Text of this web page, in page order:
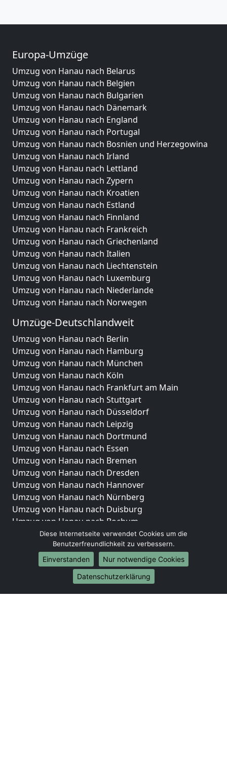
Europa-Umzüge
Umzug von Hanau nach Belarus
Umzug von Hanau nach Belgien
Umzug von Hanau nach Bulgarien
Umzug von Hanau nach Dänemark
Umzug von Hanau nach England
Umzug von Hanau nach Portugal
Umzug von Hanau nach Bosnien und Herzegowina
Umzug von Hanau nach Irland
Umzug von Hanau nach Lettland
Umzug von Hanau nach Zypern
Umzug von Hanau nach Kroatien
Umzug von Hanau nach Estland
Umzug von Hanau nach Finnland
Umzug von Hanau nach Frankreich
Umzug von Hanau nach Griechenland
Umzug von Hanau nach Italien
Umzug von Hanau nach Liechtenstein
Umzug von Hanau nach Luxemburg
Umzug von Hanau nach Niederlande
Umzug von Hanau nach Norwegen
Umzüge-Deutschlandweit
Umzug von Hanau nach Berlin
Umzug von Hanau nach Hamburg
Umzug von Hanau nach München
Umzug von Hanau nach Köln
Umzug von Hanau nach Frankfurt am Main
Umzug von Hanau nach Stuttgart
Umzug von Hanau nach Düsseldorf
Umzug von Hanau nach Leipzig
Umzug von Hanau nach Dortmund
Umzug von Hanau nach Essen
Umzug von Hanau nach Bremen
Umzug von Hanau nach Dresden
Umzug von Hanau nach Hannover
Umzug von Hanau nach Nürnberg
Umzug von Hanau nach Duisburg
Umzug von Hanau nach Bochum
Umzug von Hanau nach Wuppertal
Umzug von Hanau nach Bielefeld
Umzug von Hanau nach Bonn
Umzug von Hanau nach Münster
Diese Internetseite verwendet Cookies um die
Benutzerfreundlichkeit zu verbessern.
Einverstanden
Nur notwendige Cookies
Datenschutzerklärung